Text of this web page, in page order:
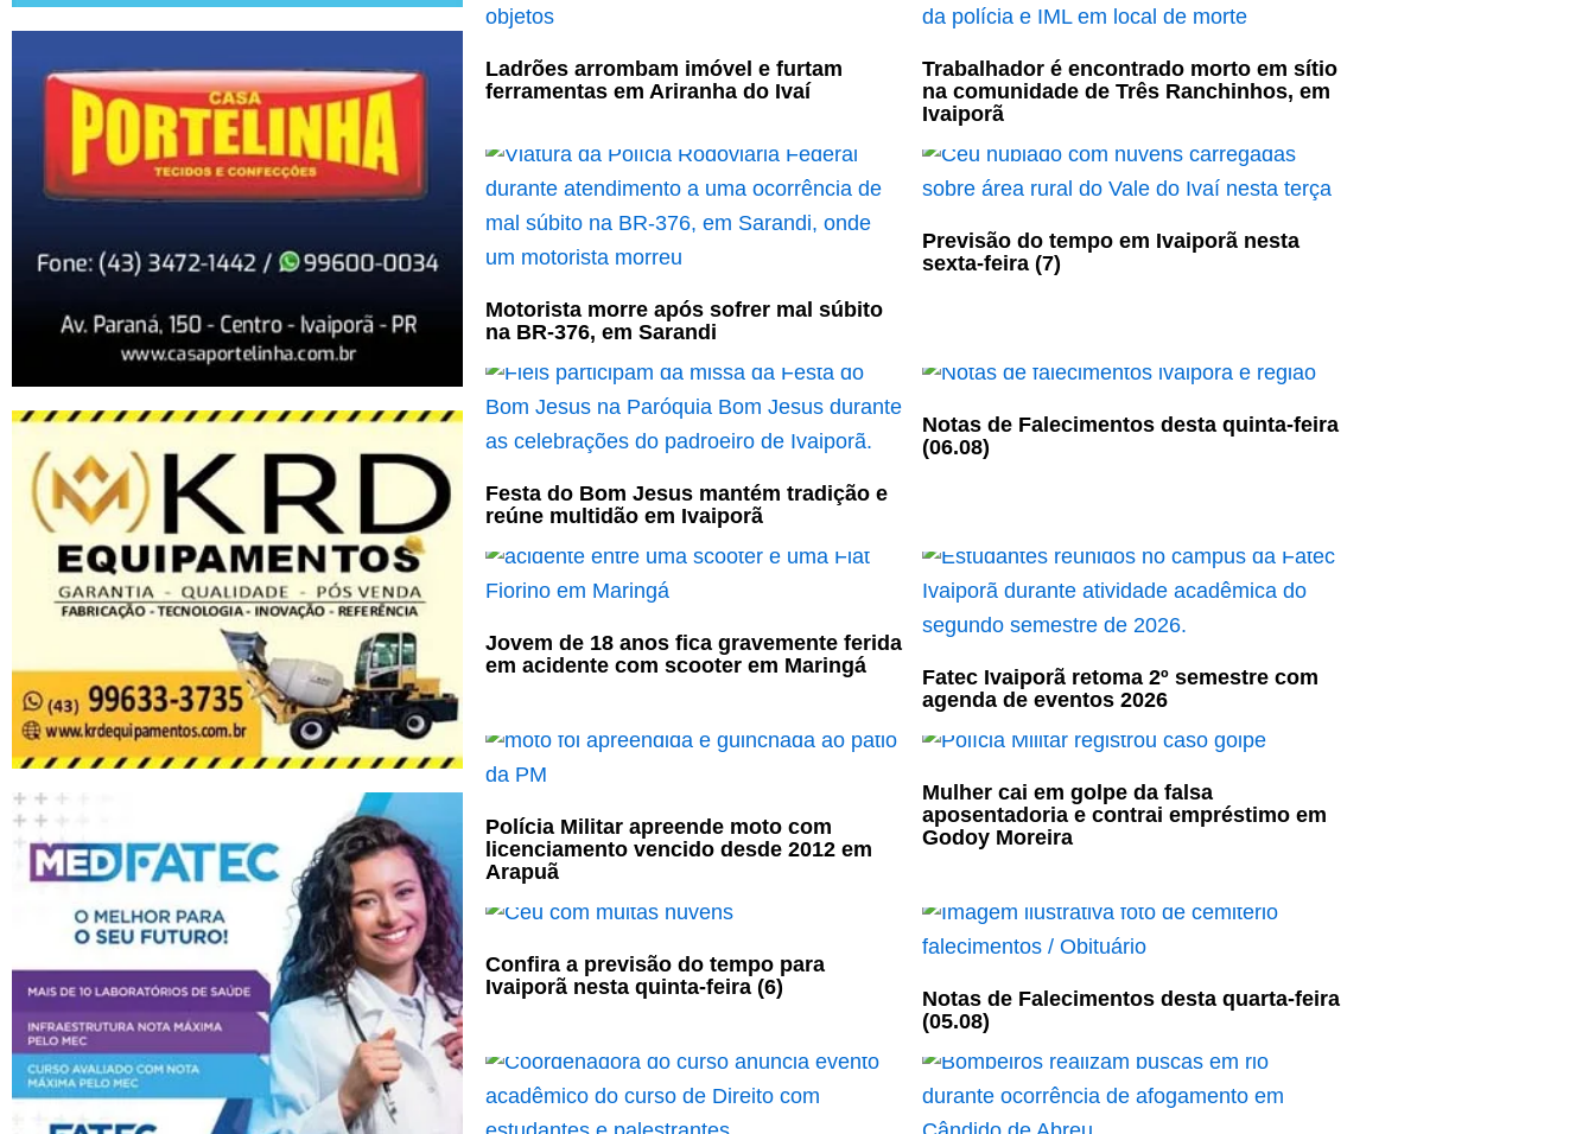
Ladrões arrombam imóvel e furtam
ferramentas em Ariranha do Ivaí
Trabalhador é encontrado morto em sítio
na comunidade de Três Ranchinhos, em
Ivaiporã
Motorista morre após sofrer mal súbito
na BR-376, em Sarandi
Previsão do tempo em Ivaiporã nesta
sexta-feira (7)
Festa do Bom Jesus mantém tradição e
reúne multidão em Ivaiporã
Notas de Falecimentos desta quinta-feira
(06.08)
Jovem de 18 anos fica gravemente ferida
em acidente com scooter em Maringá
Fatec Ivaiporã retoma 2º semestre com
agenda de eventos 2026
Polícia Militar apreende moto com
licenciamento vencido desde 2012 em
Arapuã
Mulher cai em golpe da falsa
aposentadoria e contrai empréstimo em
Godoy Moreira
Confira a previsão do tempo para
Ivaiporã nesta quinta-feira (6)
Notas de Falecimentos desta quarta-feira
(05.08)